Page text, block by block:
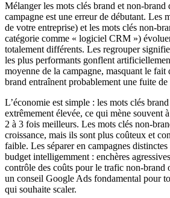
Mélanger les mots clés brand et non-brand
campagne est une erreur de débutant. Les
de votre entreprise) et les mots clés non-
catégorie comme « logiciel CRM »)
totalement différents. Les regrouper
les plus performants gonflent
moyenne de la campagne, masquant le
brand entraînent probablement une fuite de
L’économie est simple : les mots clés
extrêmement élevée, ce qui mène souvent
2 à 3 fois meilleurs. Les mots clés non-
croissance, mais ils sont plus coûteux et
faible. Les séparer en campagnes
budget intelligemment : enchères
contrôle des coûts pour le trafic non-brand
un conseil Google Ads fondamental pour
qui souhaite scaler.